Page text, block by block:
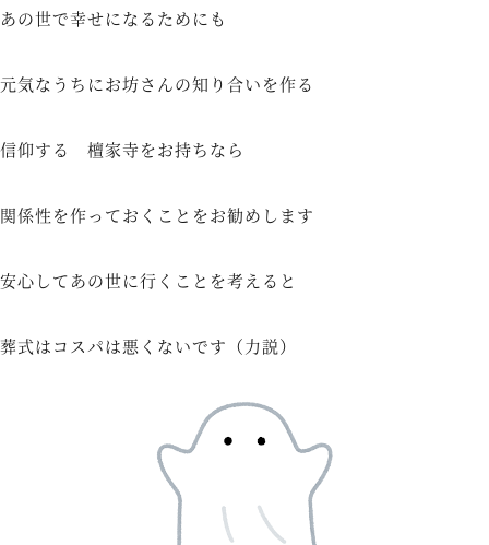
あの世で幸せになるためにも
元気なうちにお坊さんの知り合いを作る
信仰する 檀家寺をお持ちなら
関係性を作っておくことをお勧めします
安心してあの世に行くことを考えると
葬式はコスパは悪くないです（力説）